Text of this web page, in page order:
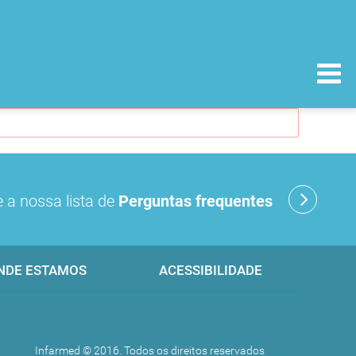
a nossa lista de Perguntas frequentes
ESTAMOS ACESSIBILIDADE
Infarmed © 2016. Todos os direitos reservados